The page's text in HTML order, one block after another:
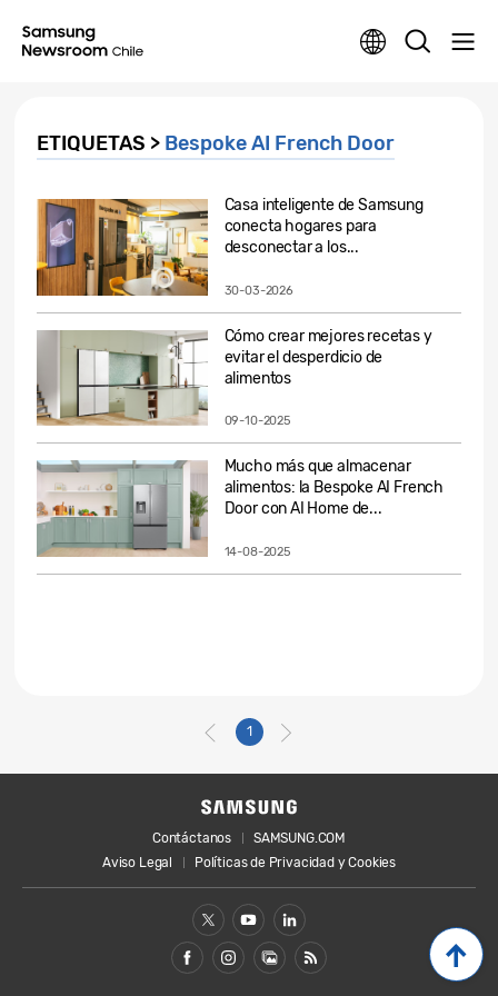
ETIQUETAS > Bespoke AI French Door
Casa inteligente de Samsung
conecta hogares para
desconectar a los...
30-03-2026
Cómo crear mejores recetas y
evitar el desperdicio de
alimentos
09-10-2025
Mucho más que almacenar
alimentos: la Bespoke AI French
Door con AI Home de...
14-08-2025
1
Contáctanos
SAMSUNG.COM
Aviso Legal
Políticas de Privacidad y Cookies